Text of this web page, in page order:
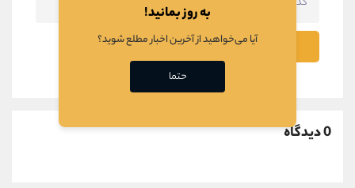
0 دیدگاه
به روز بمانید!
آیا می‌خواهید از آخرین اخبار مطلع شوید؟
حتما